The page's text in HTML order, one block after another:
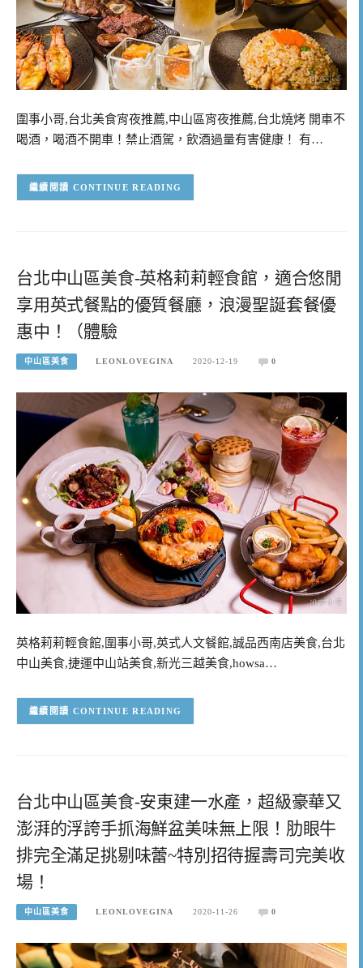
圍事小哥,台北美食宵夜推薦,中山區宵夜推薦,台北燒烤 開車不
喝酒，喝酒不開車！禁止酒駕，飲酒過量有害健康！ 有…
CONTINUE READING
台北中山區美食-英格莉莉輕食館，適合悠閒
享用英式餐點的優質餐廳，浪漫聖誕套餐優
惠中！（體驗
中山區美食 LEONLOVEGINA 2020-12-19 0
英格莉莉輕食館,圍事小哥,英式人文餐館,誠品西南店美食,台北
中山美食,捷運中山站美食,新光三越美食,howsa…
CONTINUE READING
台北中山區美食-安東建一水產，超級豪華又
澎湃的浮誇手抓海鮮盆美味無上限！肋眼牛
排完全滿足挑剔味蕾~特別招待握壽司完美收
場！
中山區美食 LEONLOVEGINA 2020-11-26 0